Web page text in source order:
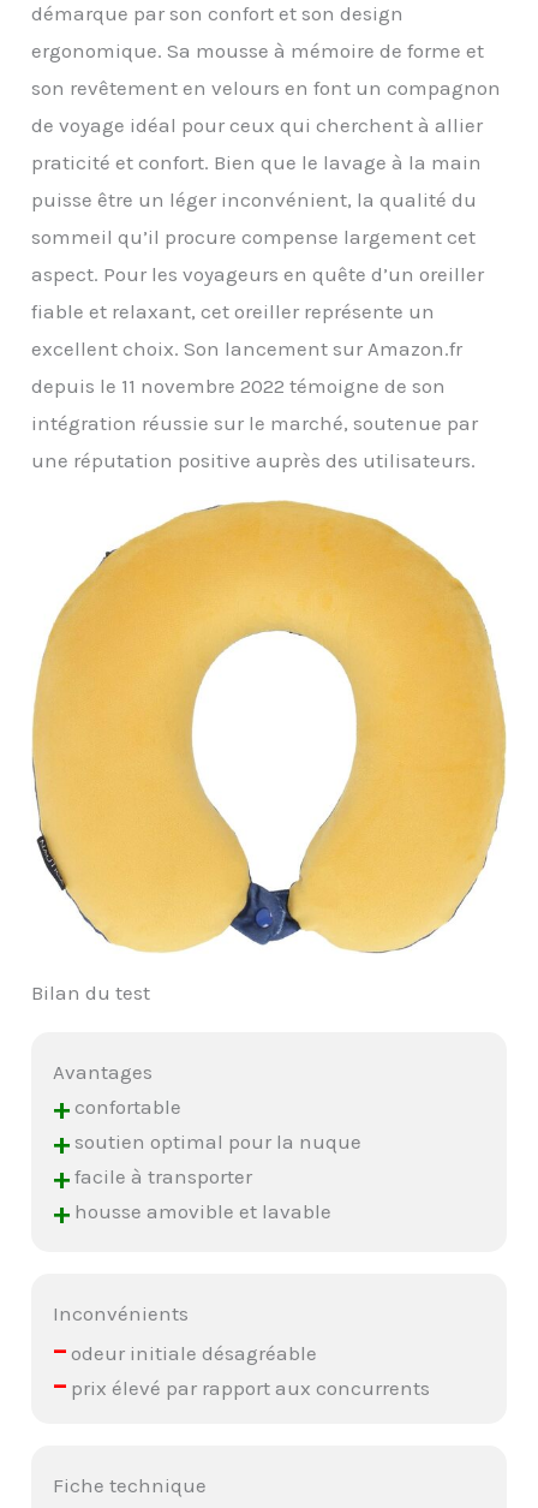
démarque par son confort et son design
ergonomique. Sa mousse à mémoire de forme et
son revêtement en velours en font un compagnon
de voyage idéal pour ceux qui cherchent à allier
praticité et confort. Bien que le lavage à la main
puisse être un léger inconvénient, la qualité du
sommeil qu’il procure compense largement cet
aspect. Pour les voyageurs en quête d’un oreiller
fiable et relaxant, cet oreiller représente un
excellent choix. Son lancement sur Amazon.fr
depuis le 11 novembre 2022 témoigne de son
intégration réussie sur le marché, soutenue par
une réputation positive auprès des utilisateurs.
Bilan du test
Avantages
+ confortable
+ soutien optimal pour la nuque
+ facile à transporter
+ housse amovible et lavable
Inconvénients
– odeur initiale désagréable
– prix élevé par rapport aux concurrents
Fiche technique